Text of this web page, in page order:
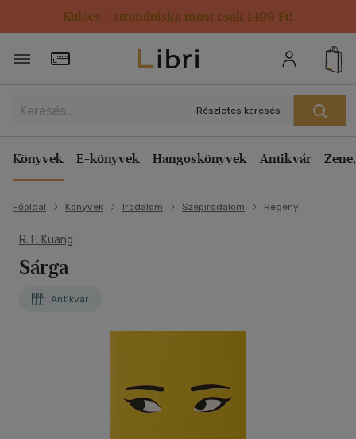
Kulacs / strandtáska most csak 1499 Ft!
Törzsvásárlói Kártya adatai
Részletes keresés
Könyvek E-könyvek Hangoskönyvek Antikvár
Főoldal Könyvek Irodalom Szépirodalom Regény
R. F. Kuang
Sárga
Antikvár